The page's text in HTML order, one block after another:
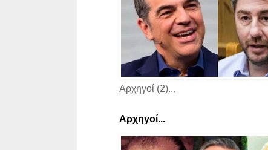
Αρχηγοί (2)...
Αρχηγοί...